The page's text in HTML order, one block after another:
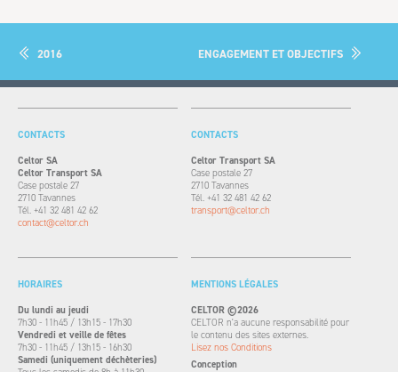
2016 ENGAGEMENT ET OBJECTIFS
CONTACTS
Celtor SA
Celtor Transport SA
Case postale 27
2710 Tavannes
Tél. +41 32 481 42 62
contact@celtor.ch
CONTACTS
Celtor Transport SA
Case postale 27
2710 Tavannes
Tél. +41 32 481 42 62
transport@celtor.ch
HORAIRES
Du lundi au jeudi
7h30 - 11h45 / 13h15 - 17h30
Vendredi et veille de fêtes
7h30 - 11h45 / 13h15 - 16h30
Samedi (uniquement déchèteries)
MENTIONS LÉGALES
CELTOR ©2026
CELTOR n'a aucune responsabilité pour
le contenu des sites externes.
Lisez nos Conditions
Conception